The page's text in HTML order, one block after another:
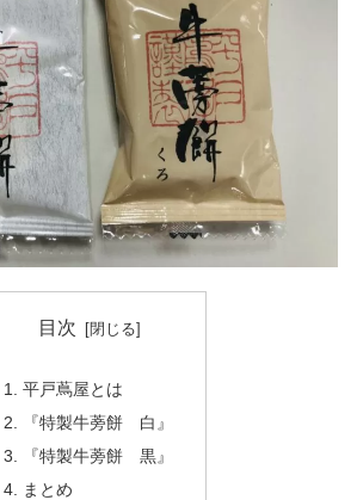
目次
平戸蔦屋とは
『特製牛蒡餅 白』
『特製牛蒡餅 黒』
まとめ